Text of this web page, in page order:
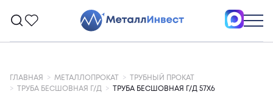
ГЛАВНАЯ МЕТАЛЛОПРОКАТ
ТРУБНЫЙ ПРОКАТ
ТРУБА БЕСШОВНАЯ Г/Д
ТРУБА БЕСШОВНАЯ Г/Д 57Х6